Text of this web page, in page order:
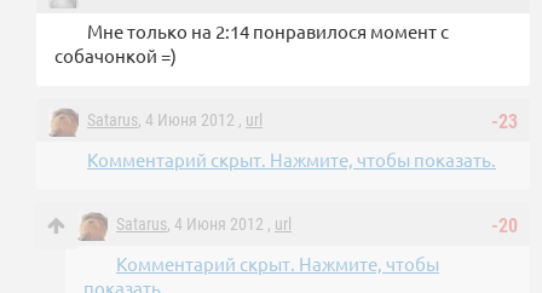
Мне только на 2:14 понравилося момент с
собачонкой =)
-23
Satarus, 4 Июня 2012 , url
Комментарий скрыт. Нажмите, чтобы показать.
-20
Satarus, 4 Июня 2012 , url
Комментарий скрыт. Нажмите, чтобы
показать.